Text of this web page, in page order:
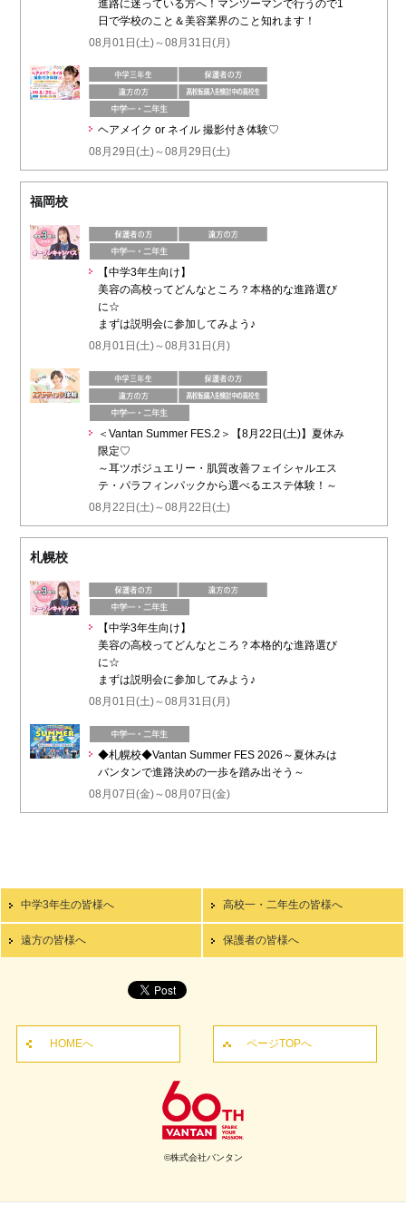
進路に迷っている方へ！マンツーマンで行うので1
日で学校のこと＆美容業界のこと知れます！
08月01日(土)～08月31日(月)
ヘアメイク or ネイル 撮影付き体験♡
08月29日(土)～08月29日(土)
福岡校
【中学3年生向け】
美容の高校ってどんなところ？本格的な進路選び
に☆
まずは説明会に参加してみよう♪
08月01日(土)～08月31日(月)
＜Vantan Summer FES.2＞【8月22日(土)】夏休み
限定♡
～耳ツボジュエリー・肌質改善フェイシャルエス
テ・パラフィンパックから選べるエステ体験！～
08月22日(土)～08月22日(土)
札幌校
【中学3年生向け】
美容の高校ってどんなところ？本格的な進路選び
に☆
まずは説明会に参加してみよう♪
08月01日(土)～08月31日(月)
◆札幌校◆Vantan Summer FES 2026～夏休みは
バンタンで進路決めの一歩を踏み出そう～
08月07日(金)～08月07日(金)
中学3年生の皆様へ 高校一・二年生の皆様へ
遠方の皆様へ 保護者の皆様へ
HOMEへ ページTOPへ
©株式会社バンタン